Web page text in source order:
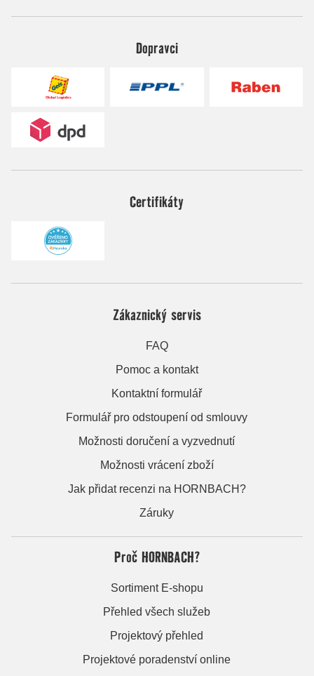
Dopravci
Certifikáty
Zákaznický servis
FAQ
Pomoc a kontakt
Kontaktní formulář
Formulář pro odstoupení od smlouvy
Možnosti doručení a vyzvednutí
Možnosti vrácení zboží
Jak přidat recenzi na HORNBACH?
Záruky
Proč HORNBACH?
Sortiment E-shopu
Přehled všech služeb
Projektový přehled
Projektové poradenství online